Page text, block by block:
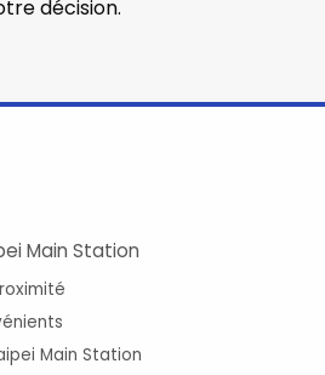
décision.
Main Station
Main Station